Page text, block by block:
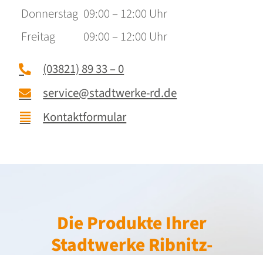
Donnerstag 09:00 – 12:00 Uhr
Freitag
09:00 – 12:00 Uhr
(03821) 89 33 – 0
service@stadtwerke-rd.de
Kontaktformular
Die Produkte Ihrer
Stadtwerke Ribnitz-